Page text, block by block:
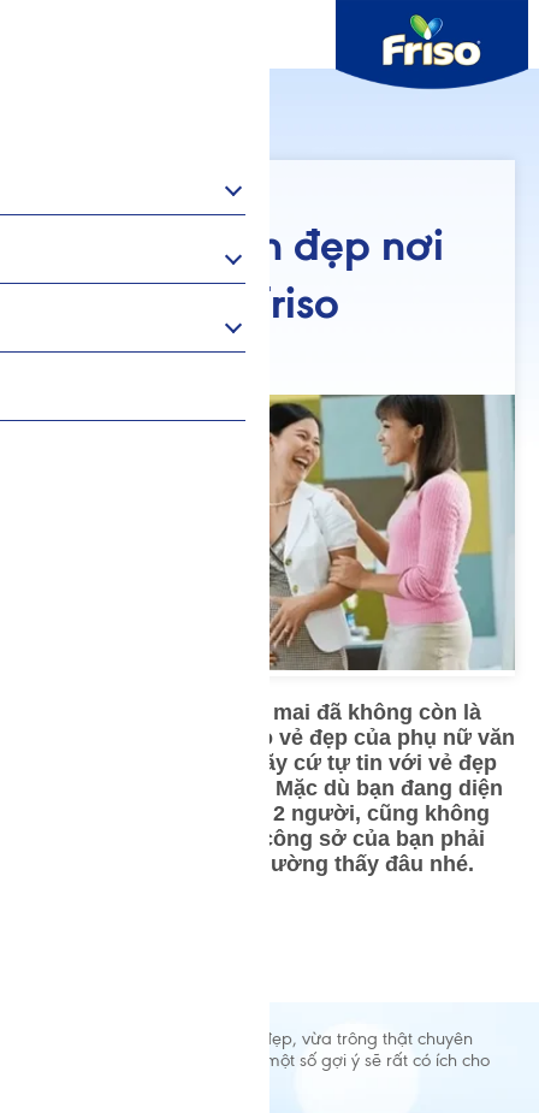
Bầu mà vẫn đẹp nơi
công sở | Friso
Từ lâu mình hạc xương mai đã không còn là
tiêu chuẩn duy nhất cho vẻ đẹp của phụ nữ văn
phòng, vì vậy mẹ bầu hãy cứ tự tin với vẻ đẹp
viên mãn của mình nhé. Mặc dù bạn đang diện
quần áo để vừa cho tận 2 người, cũng không
có nghĩa là trang phục công sở của bạn phải
theo kiểu thùng thình thường thấy đâu nhé.
Mẹ bầu hoàn toàn có thể vừa đẹp, vừa trông thật chuyên
nghiệp khi đi làm. Dưới đây là một số gợi ý sẽ rất có ích cho